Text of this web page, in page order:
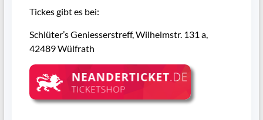
Tickes gibt es bei:
Schlüter’s Geniesserstreff, Wilhelmstr. 131 a,
42489 Wülfrath